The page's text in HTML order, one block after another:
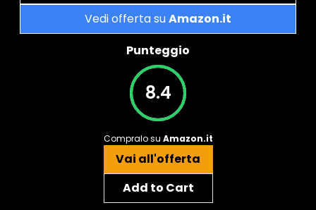
Vedi offerta suAmazon.it
Punteggio
8.4
Compralo su Amazon.it
Vai all'offerta
Add to Cart